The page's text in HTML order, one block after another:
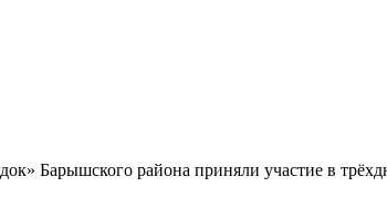
Барышского района приняли участие в